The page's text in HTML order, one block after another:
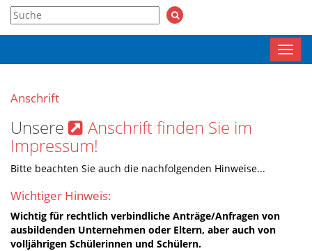
Anschrift
Unsere Anschrift finden Sie im
Impressum!
Bitte beachten Sie auch die nachfolgenden Hinweise...
Wichtiger Hinweis:
Wichtig für rechtlich verbindliche Anträge/Anfragen von
ausbildenden Unternehmen oder Eltern, aber auch von
volljährigen Schülerinnen und Schülern.